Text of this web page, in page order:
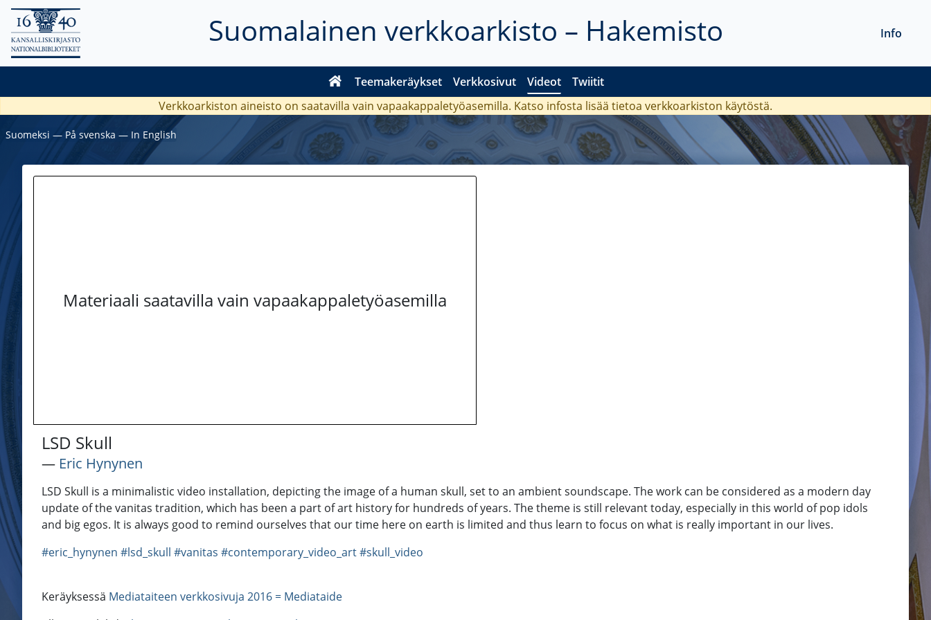
Suomalainen verkkoarkisto – Hakemisto
Teemakeräykset Verkkosivut Videot Twiitit
Info
Verkkoarkiston aineisto on saatavilla vain vapaakappaletyöasemilla. Katso infosta lisää tietoa verkkoarkiston käytöstä.
Suomeksi ― På svenska ― In English
Materiaali saatavilla vain vapaakappaletyöasemilla
LSD Skull
― Eric Hynynen
LSD Skull is a minimalistic video installation, depicting the image of a human skull, set to an ambient soundscape. The work can be considered as a modern day
update of the vanitas tradition, which has been a part of art history for hundreds of years. The theme is still relevant today, especially in this world of pop idols
and big egos. It is always good to remind ourselves that our time here on earth is limited and thus learn to focus on what is really important in our lives.
#eric_hynynen #lsd_skull #vanitas #contemporary_video_art#skull_video
Keräyksessä Mediataiteen verkkosivuja 2016 = Mediataide